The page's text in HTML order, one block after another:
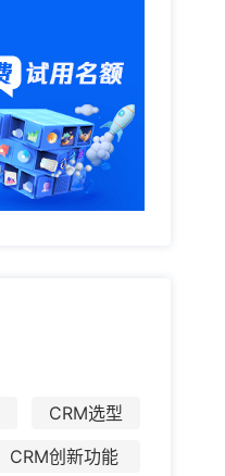
CRM选型
CRM创新功能